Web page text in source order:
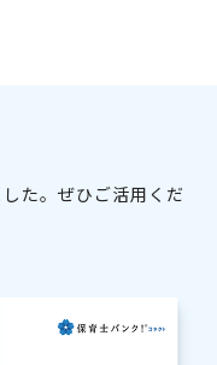
た。ぜひご活用くだ